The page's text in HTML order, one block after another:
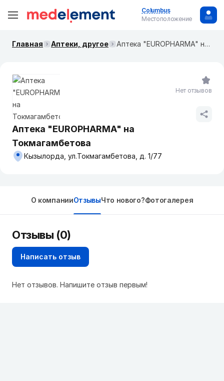
Columbus
Местоположение
Главная Аптеки, другое Аптека "EUROPHARMA" на Токмагамбетова
Аптека "EUROPHARMA" на
Токмагамбетова
Кызылорда, ул.Токмагамбетова, д. 1/77
Нет отзывов
О компанииОтзывыЧто нового?Фотогалерея
Отзывы (0)
Написать отзыв
Нет отзывов. Напишите отзыв первым!